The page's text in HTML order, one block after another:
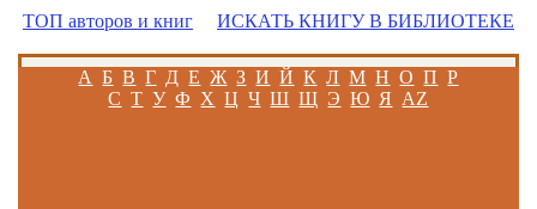
ТОП авторов и книг ИСКАТЬ КНИГУ В БИБЛИОТЕКЕ
А Б В Г Д Е Ж З И Й К Л М Н О П Р
С Т У Ф Х Ц Ч Ш Щ Э Ю Я AZ